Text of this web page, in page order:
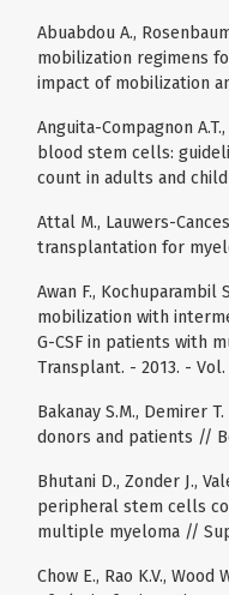
Abuabdou A.,
mobilization regimens
impact of mobilization
Anguita-Compagnon
blood stem cells:
count in adults and
Attal M., Lauwers-
transplantation for
Awan F., Kochuparambil
mobilization with
G-CSF in patients with
Transplant. - 2013. -
Bakanay S.M., Demirer
donors and patients //
Bhutani D., Zonder J.,
peripheral stem cells
multiple myeloma //
Chow E., Rao K.V.,